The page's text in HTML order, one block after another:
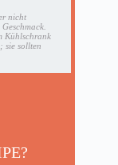
nicht
Kühlschrank
sie sollten